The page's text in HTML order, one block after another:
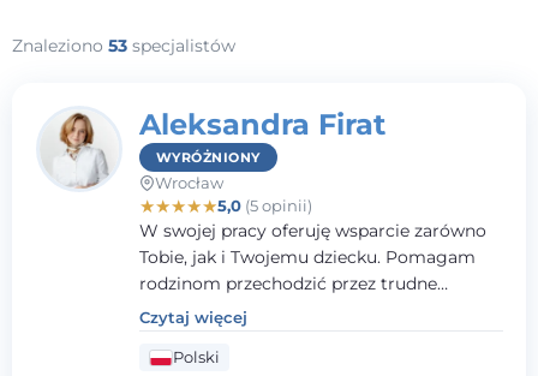
Znaleziono 53 specjalistów
Aleksandra Firat
WYRÓŻNIONY
Wrocław
★★★★★5,0(5 opinii)
W swojej pracy oferuję wsparcie zarówno
Tobie, jak i Twojemu dziecku. Pomagam
rodzinom przechodzić przez trudne
momenty, opierając współpracę na
wzajemnym zaufaniu i otwartej
komunikacji. Posiadam doświadczenie w
Czytaj więcej
Polski